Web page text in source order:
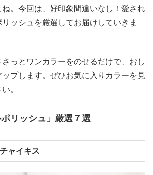
ね。今回は、好印象間違いなし！愛され
ッシュを厳選してお届けしていきま
っとワンカラーをのせるだけで、おし
ップします。ぜひお気に入りカラーを見
。
リッシュ」厳選７選
ャイキス